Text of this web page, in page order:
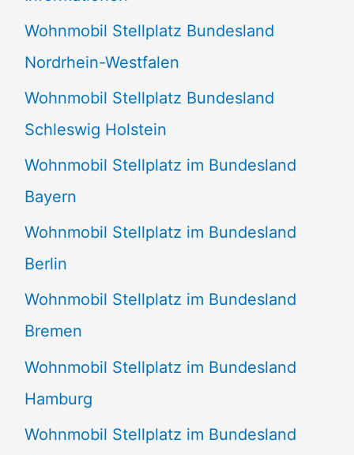
n
n
a
c
h
:
Wohnmobil Stellplatz Bundesland
Nordrhein-Westfalen
Wohnmobil Stellplatz Bundesland
Schleswig Holstein
Wohnmobil Stellplatz im Bundesland
Bayern
Wohnmobil Stellplatz im Bundesland
Berlin
Wohnmobil Stellplatz im Bundesland
Bremen
Wohnmobil Stellplatz im Bundesland
Hamburg
Wohnmobil Stellplatz im Bundesland